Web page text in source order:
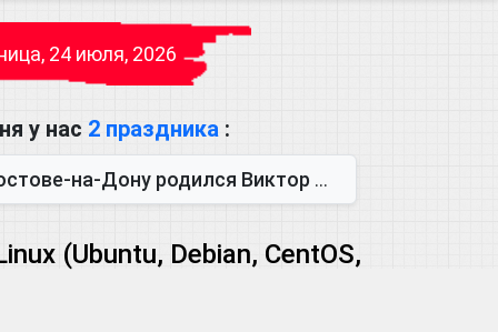
24 июля, 2026
у нас 2 праздника :
Виктор Михайлович Глушков. Под руководством Виктора Михайло...
(Ubuntu, Debian, CentOS,